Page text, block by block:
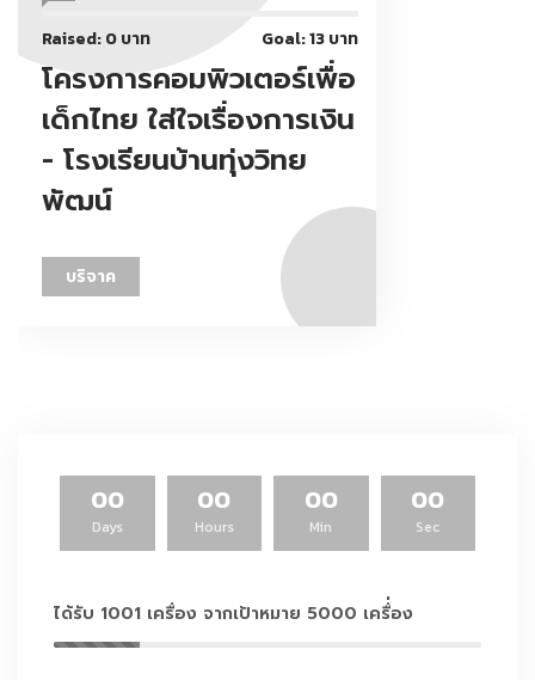
Raised: 0 บาท Goal: 13 บาท
โครงการคอมพิวเตอร์เพื่อ
เด็กไทย ใส่ใจเรื่องการเงิน
- โรงเรียนบ้านทุ่งวิทย
พัฒน์
บริจาค
00
Days
00
Hours
00
Min
00
Sec
ได้รับ 1001 เครื่อง จากเป้าหมาย 5000 เครื่่อง